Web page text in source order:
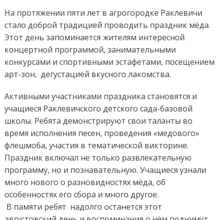
На протяжении пяти лет в агрогородке Раклевичи
стало доброй традицией проводить праздник мёда.
Этот день запоминается жителям интересной
концертной программой, занимательными
конкурсами и спортивными эстафетами, посещением
арт-зон, дегустацией вкусного лакомства.
Активными участниками праздника становятся и
учащиеся Раклевичского детского сада-базовой
школы. Ребята демонстрируют свои таланты во
время исполнения песен, проведения «медового»
флешмоба, участия в тематической викторине.
Праздник включал не только развлекательную
программу, но и познавательную. Учащиеся узнали
много нового о разновидностях мёда, об
особенностях его сбора и много другое.
В памяти ребят надолго останется этот